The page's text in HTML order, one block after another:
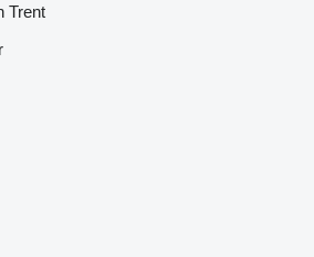
Trent